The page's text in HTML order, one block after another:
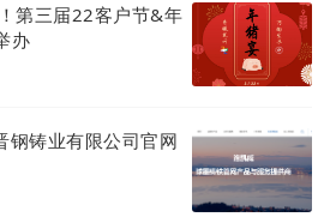
第三届22客户节&年
办
钢铸业有限公司官网